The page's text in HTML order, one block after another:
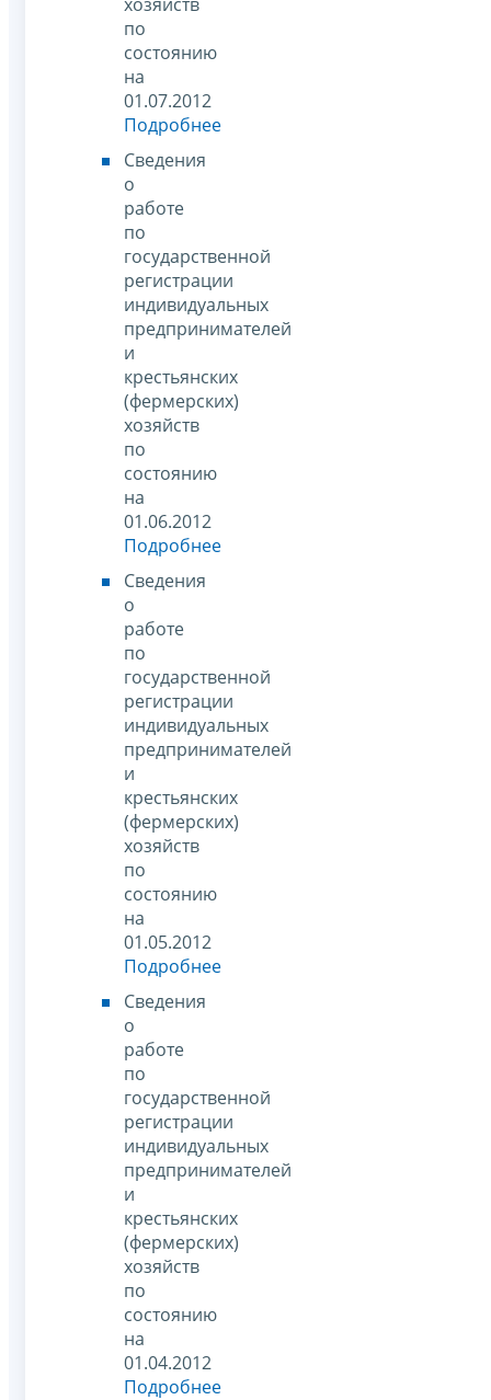
по
состоянию
на
01.07.2012
Подробнее
Сведения
о
работе
по
государственной
регистрации
индивидуальных
предпринимателей
и
крестьянских
(фермерских)
хозяйств
по
состоянию
на
01.06.2012
Подробнее
Сведения
о
работе
по
государственной
регистрации
индивидуальных
предпринимателей
и
крестьянских
(фермерских)
хозяйств
по
состоянию
на
01.05.2012
Подробнее
Сведения
о
работе
по
государственной
регистрации
индивидуальных
предпринимателей
и
крестьянских
(фермерских)
хозяйств
по
состоянию
на
01.04.2012
Подробнее